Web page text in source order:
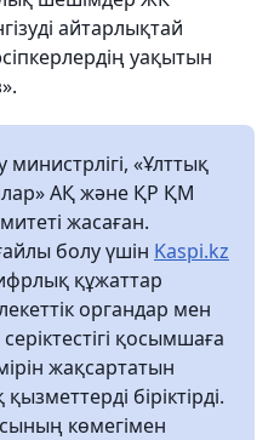
айтарлықтай
уақытын
«Ұлттық
АҚ және ҚР ҚМ
жасаған.
болу үшін Kaspi.kz
құжаттар
органдар мен
қосымшаға
жақсартатын
біріктірді.
көмегімен